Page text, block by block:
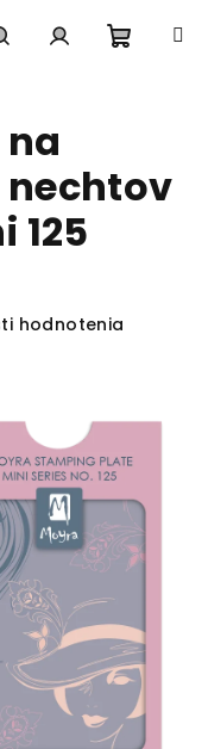
125
hodnotenia